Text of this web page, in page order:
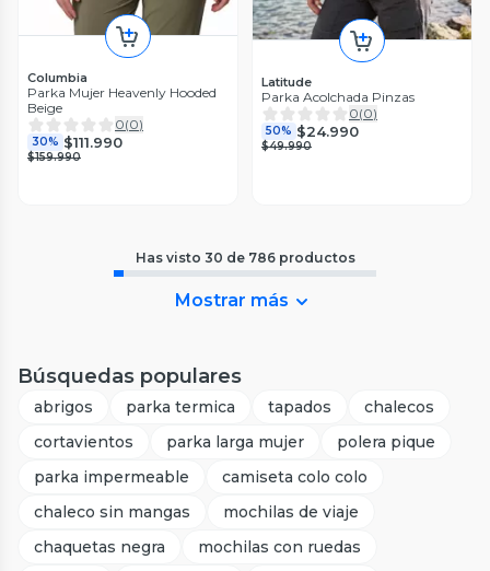
Columbia
Parka Mujer Heavenly Hooded
Beige
0(0)
30% $111.990
$159.990
Latitude
Parka Acolchada Pinzas
0(0)
50% $24.990
$49.990
Has visto 30 de 786 productos
Mostrar más
Búsquedas populares
abrigos parka termica tapados
chalecos
cortavientos
parka larga mujer
polera pique
parka impermeable
camiseta colo colo
chaleco sin mangas
mochilas de viaje
chaquetas negra
mochilas con ruedas